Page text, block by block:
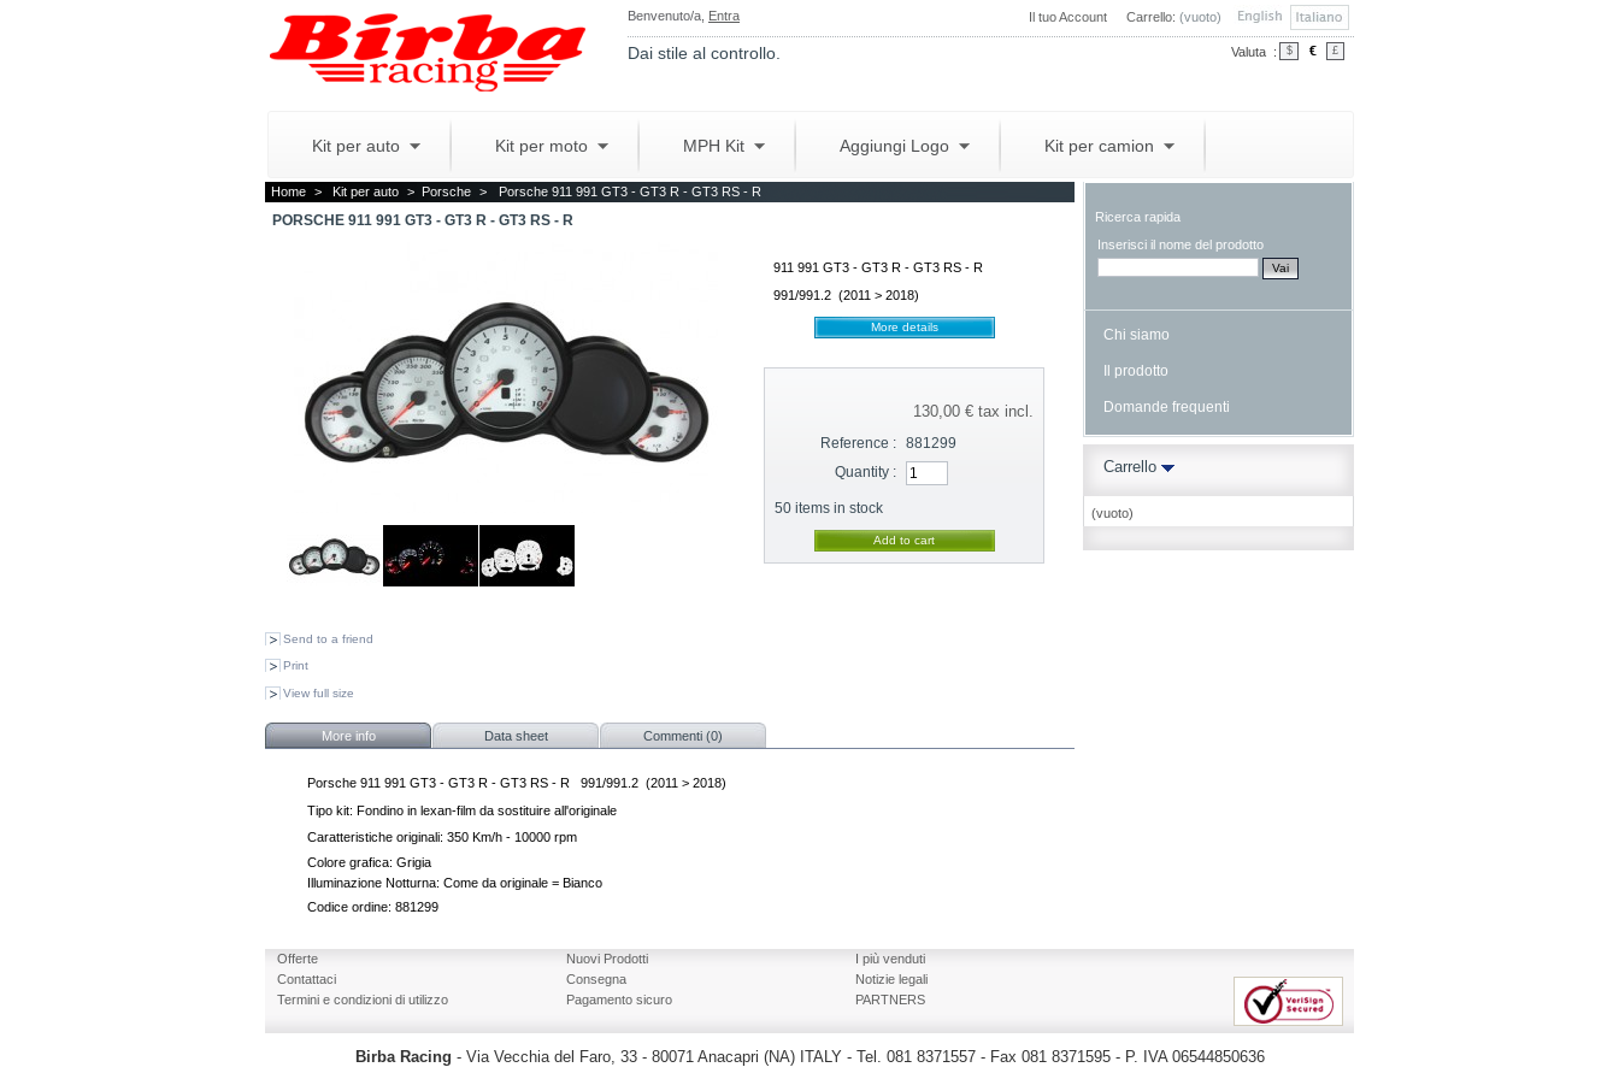
Kit per auto Kit per moto MPH Kit Aggiungi Logo Kit per camion
Benvenuto/a, Entra Carrello: (vuoto)
Il tuo Account
Valuta : $ € £
Dai stile al controllo.
Home > Kit per auto > Porsche > Porsche 911 991 GT3 - GT3 R - GT3 RS - R
PORSCHE 911 991 GT3 - GT3 R - GT3 RS - R
Send to a friend
Print
View full size
911 991 GT3 - GT3 R - GT3 RS - R
991/991.2 (2011 > 2018)
More details
130,00 €tax incl.
Reference :
881299
Quantity :
50 items in stock
More info Data sheet Commenti (0)
Porsche 911 991 GT3 - GT3 R - GT3 RS - R 991/991.2 (2011 > 2018)
Tipo kit: Fondino in lexan-film da sostituire all'originale
Caratteristiche originali: 350 Km/h - 10000 rpm
Colore grafica: Grigia
Illuminazione Notturna: Come da originale = Bianco
Codice ordine: 881299
Ricerca rapida
Inserisci il nome del prodotto
Chi siamo
Il prodotto
Domande frequenti
Carrello
(vuoto)
Offerte Nuovi Prodotti
I più venduti
Contattaci
Consegna
Notizie legali
Termini e condizioni di utilizzo
Pagamento sicuro PARTNERS
Birba Racing - Via Vecchia del Faro, 33 - 80071 Anacapri (NA) ITALY - Tel. 081 8371557 - Fax 081 8371595 - P. IVA 06544850636